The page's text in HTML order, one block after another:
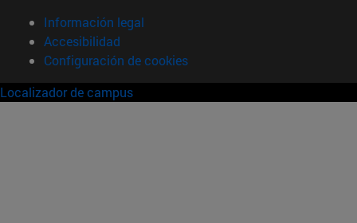
Información legal
Accesibilidad
Configuración de cookies
Localizador de campus